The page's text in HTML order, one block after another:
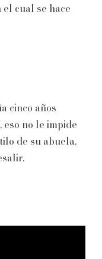
el cual se hace
cinco años
eso no le impide
de su abuela,